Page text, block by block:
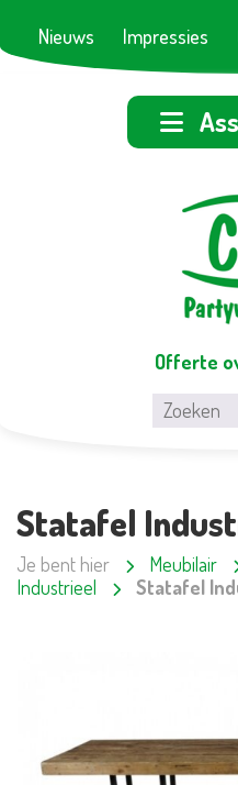
Nieuws Impressies
Offerte
Statafel
Je bent hier Meubilair
Industrieel
Statafel